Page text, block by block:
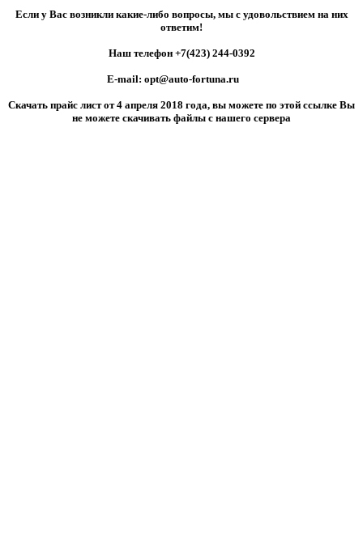
Если у Вас возникли какие-либо вопросы, мы с удовольствием на них
ответим!
Наш телефон +7(423) 244-0392
E-mail: opt@auto-fortuna.ru
Скачать прайс лист от 4 апреля 2018 года, вы можете по этой ссылке Вы
не можете скачивать файлы с нашего сервера